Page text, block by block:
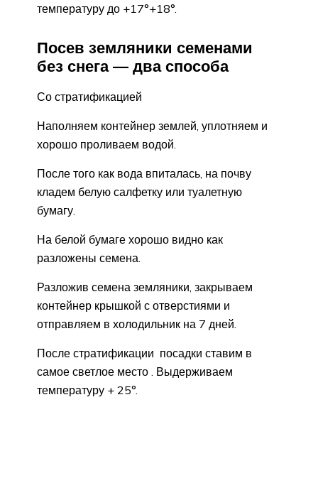
температуру до +17°+18°.
Посев земляники семенами
без снега — два способа
Со стратификацией
Наполняем контейнер землей, уплотняем и
хорошо проливаем водой.
После того как вода впиталась, на почву
кладем белую салфетку или туалетную
бумагу.
На белой бумаге хорошо видно как
разложены семена.
Разложив семена земляники, закрываем
контейнер крышкой с отверстиями и
отправляем в холодильник на 7 дней.
После стратификации посадки ставим в
самое светлое место . Выдерживаем
температуру + 25°.